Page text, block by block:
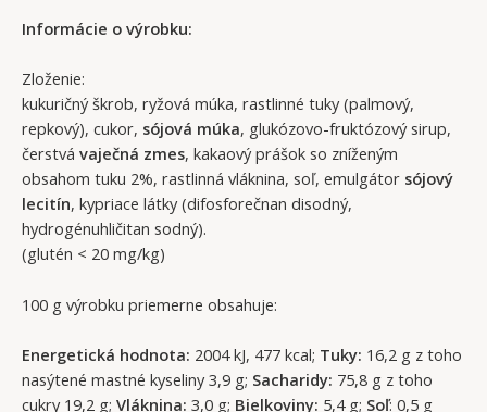
Informácie o výrobku:
Zloženie:
kukuričný škrob, ryžová múka, rastlinné tuky (palmový,
repkový), cukor, sójová múka, glukózovo-fruktózový sirup,
čerstvá vaječná zmes, kakaový prášok so zníženým
obsahom tuku 2%, rastlinná vláknina, soľ, emulgátor sójový
lecitín, kypriace látky (difosforečnan disodný,
hydrogénuhličitan sodný).
(glutén < 20 mg/kg)
100 g výrobku priemerne obsahuje:
Energetická hodnota: 2004 kJ, 477 kcal; Tuky: 16,2 g z toho
nasýtené mastné kyseliny 3,9 g; Sacharidy: 75,8 g z toho
cukry 19,2 g; Vláknina: 3,0 g; Bielkoviny: 5,4 g; Soľ: 0,5 g